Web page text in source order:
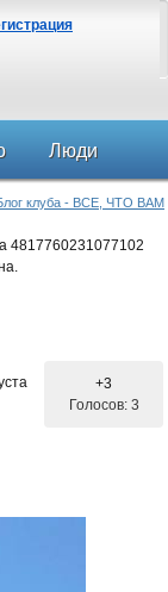
Люди
клуба - ВСЕ, ЧТО ВАМ
4817760231077102
+3
Голосов: 3